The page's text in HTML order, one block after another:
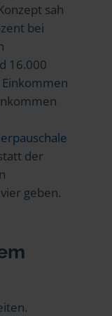
sah
bei
16.000
der
geben.